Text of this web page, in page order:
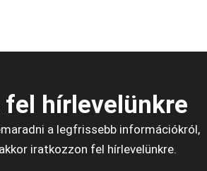
fel hírlevelünkre
a legfrissebb információkról,
iratkozzon fel hírlevelünkre.